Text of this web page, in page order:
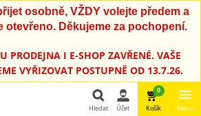
osobně, VŽDY volejte předem a
otevřeno. Děkujeme za pochopení.
PRODEJNA I E-SHOP ZAVŘENÉ. VAŠE
VYŘIZOVAT POSTUPNĚ OD 13.7.26.
Hledat Účet
0
Košík Menu